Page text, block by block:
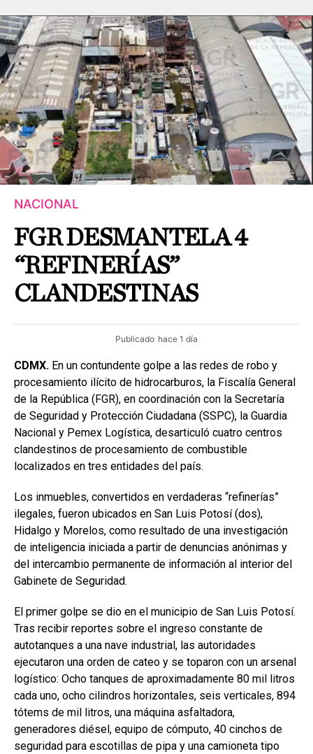
NACIONAL
FGR DESMANTELA 4
“REFINERÍAS”
CLANDESTINAS
Publicado hace 1 día
CDMX. En un contundente golpe a las redes de robo y
procesamiento ilícito de hidrocarburos, la Fiscalía General
de la República (FGR), en coordinación con la Secretaría
de Seguridad y Protección Ciudadana (SSPC), la Guardia
Nacional y Pemex Logística, desarticuló cuatro centros
clandestinos de procesamiento de combustible
localizados en tres entidades del país.
Los inmuebles, convertidos en verdaderas “refinerías”
ilegales, fueron ubicados en San Luis Potosí (dos),
Hidalgo y Morelos, como resultado de una investigación
de inteligencia iniciada a partir de denuncias anónimas y
del intercambio permanente de información al interior del
Gabinete de Seguridad.
El primer golpe se dio en el municipio de San Luis Potosí.
Tras recibir reportes sobre el ingreso constante de
autotanques a una nave industrial, las autoridades
ejecutaron una orden de cateo y se toparon con un arsenal
logístico: Ocho tanques de aproximadamente 80 mil litros
cada uno, ocho cilindros horizontales, seis verticales, 894
tótems de mil litros, una máquina asfaltadora,
generadores diésel, equipo de cómputo, 40 cinchos de
seguridad para escotillas de pipa y una camioneta tipo